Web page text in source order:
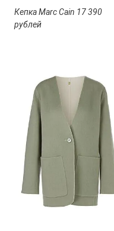
Кепка Marc Cain 17 390
рублей